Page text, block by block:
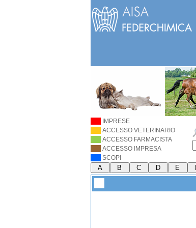
IMPRESE
ACCESSO VETERINARIO
ACCESSO FARMACISTA
ACCESSO IMPRESA
SCOPI